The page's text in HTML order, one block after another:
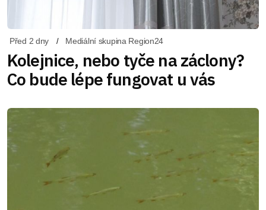
Před 2 dny Mediální skupina Region24
Kolejnice, nebo tyče na záclony?
Co bude lépe fungovat u vás